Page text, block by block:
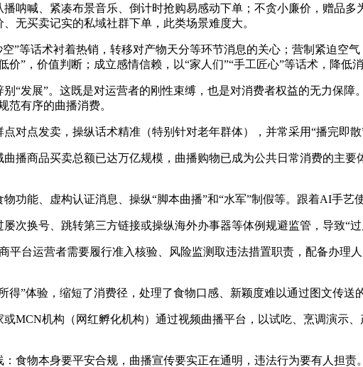
呐喊、紧凑布景音乐、倒计时抢购易感动下单；不贪小廉价，赠品
无买卖记实的私域社群下单，此类场景难度大。
等话术衬着热销，转移对产物天分等环节消息的关心；营制紧迫空
价”，价值判断；成立感情信赖，以“家人们”“手工匠心”等话术，降低
发展”。这既是对运营者的刚性束缚，也是对消费者权益的无力保障
范有序的曲播消费。
点发卖，操纵话术精准（特别针对老年群体），并常采用“播完即散
商品买卖总额已达万亿规模，曲播购物已成为公共日常消费的主要
能、虚构认证消息、操纵“脚本曲播”和“水军”制假等。跟着AI手艺
换号、跳转第三方链接或操纵海外办事器等体例规避监管，导致“过
台运营者需要履行准入核验、风险监测取违法措置职责，配备办理
”体验，缩短了消费径，处理了食物口感、新颖度难以通过图文传送
机构（网红孵化机构）通过视频曲播平台，以试吃、烹调演示
物本身要平安合规，曲播宣传要实正在通明，违法行为要有人担责。